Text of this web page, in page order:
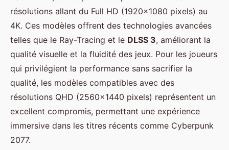
résolutions allant du Full HD (1920x1080 pixels) au
4K. Ces modèles offrent des technologies avancées
telles que le Ray-Tracing et le DLSS 3, améliorant la
qualité visuelle et la fluidité des jeux. Pour les joueurs
qui privilégient la performance sans sacrifier la
qualité, les modèles compatibles avec des
résolutions QHD (2560x1440 pixels) représentent un
excellent compromis, permettant une expérience
immersive dans les titres récents comme Cyberpunk
2077.